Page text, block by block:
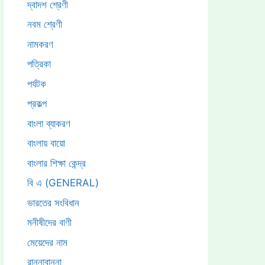
দ্বাদশ শ্রেণী
নবম শ্রেণী
নামকরণ
পত্রিকা
পর্যটক
প্রকল্প
বাংলা ব্যাকরণ
বাংলায় বায়ো
বাংলার শিক্ষা কেন্দ্র
বি এ (GENERAL)
ভারতের সংবিধান
মনীষীদের বাণী
মেয়েদের নাম
রান্নাবান্না